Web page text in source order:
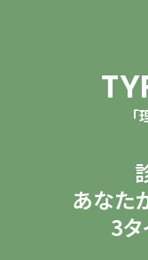
あなた
3